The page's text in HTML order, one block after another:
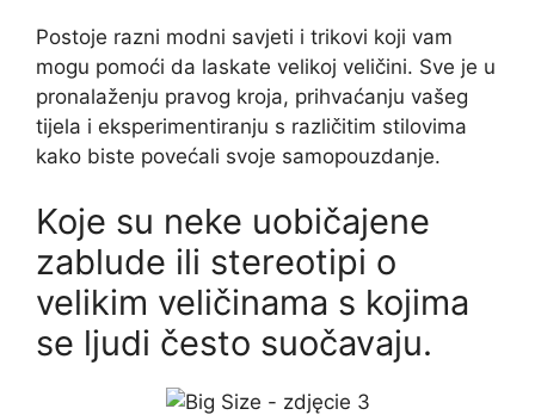
Postoje razni modni savjeti i trikovi koji vam
mogu pomoći da laskate velikoj veličini. Sve je u
pronalaženju pravog kroja, prihvaćanju vašeg
tijela i eksperimentiranju s različitim stilovima
kako biste povećali svoje samopouzdanje.
Koje su neke uobičajene
zablude ili stereotipi o
velikim veličinama s kojima
se ljudi često suočavaju.